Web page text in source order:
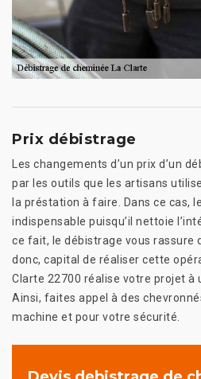
Prix débistrage
Les changements d’un prix d’un
par les outils que les artisans
la préstation à faire. Dans ce cas,
indispensable puisqu’il nettoie
ce fait, le débistrage vous rassure
donc, capital de réaliser cette
Clarte 22700 réalise votre projet à
Ainsi, faites appel à des
machine et pour votre sécurité.